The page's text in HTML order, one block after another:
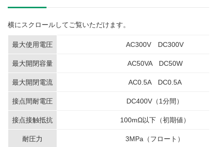
横にスクロールしてご覧いただけます。
最大使用電圧 AC300V DC300V
最大開閉容量 AC50VA DC50W
最大開閉電流 AC0.5A DC0.5A
接点間耐電圧 DC400V（1分間）
接点接触抵抗 100mΩ以下（初期値）
耐圧力 3MPa（フロート）